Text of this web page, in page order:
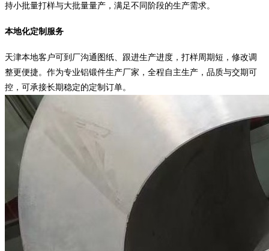
持小批量打样与大批量量产，满足不同阶段的生产需求。
本地化定制服务
天津本地客户可到厂沟通图纸、跟进生产进度，打样周期短，修改调
整更便捷。作为专业铝锻件生产厂家，全程自主生产，品质与交期可
控，可承接长期稳定的定制订单。